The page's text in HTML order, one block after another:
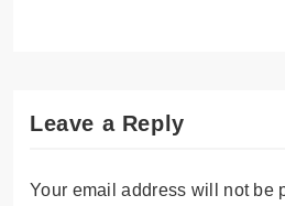
Leave a Reply
Your email address will not be